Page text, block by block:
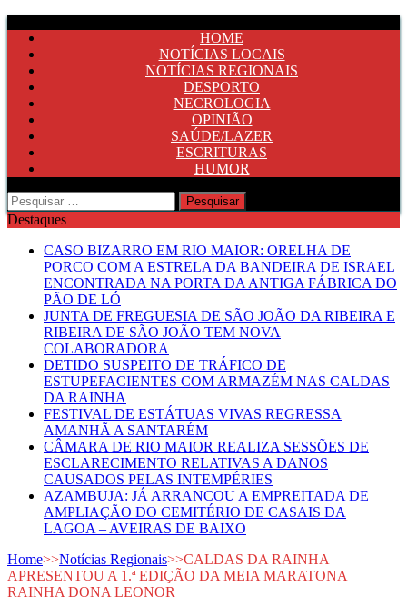
HOME
NOTÍCIAS LOCAIS
NOTÍCIAS REGIONAIS
DESPORTO
NECROLOGIA
OPINIÃO
SAÚDE/LAZER
ESCRITURAS
HUMOR
Pesquisar
por:
Destaques
CASO BIZARRO EM RIO MAIOR: ORELHA DE
PORCO COM A ESTRELA DA BANDEIRA DE ISRAEL
ENCONTRADA NA PORTA DA ANTIGA FÁBRICA DO
PÃO DE LÓ
JUNTA DE FREGUESIA DE SÃO JOÃO DA RIBEIRA E
RIBEIRA DE SÃO JOÃO TEM NOVA
COLABORADORA
DETIDO SUSPEITO DE TRÁFICO DE
ESTUPEFACIENTES COM ARMAZÉM NAS CALDAS
DA RAINHA
FESTIVAL DE ESTÁTUAS VIVAS REGRESSA
AMANHÃ A SANTARÉM
CÂMARA DE RIO MAIOR REALIZA SESSÕES DE
ESCLARECIMENTO RELATIVAS A DANOS
CAUSADOS PELAS INTEMPÉRIES
AZAMBUJA: JÁ ARRANCOU A EMPREITADA DE
AMPLIAÇÃO DO CEMITÉRIO DE CASAIS DA
LAGOA – AVEIRAS DE BAIXO
Home>>Notícias Regionais>>CALDAS DA RAINHA
APRESENTOU A 1.ª EDIÇÃO DA MEIA MARATONA
RAINHA DONA LEONOR